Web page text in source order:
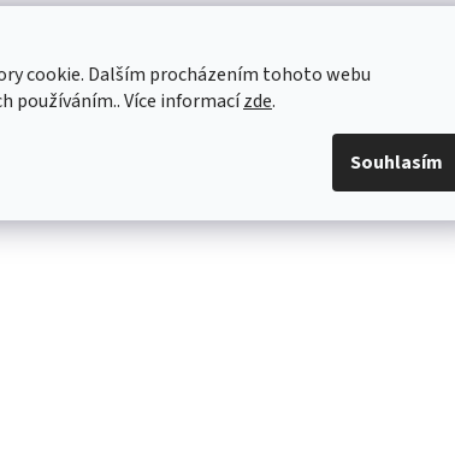
cookie. Dalším procházením tohoto webu
používáním.. Více informacízde.
Souhlasím
EAN